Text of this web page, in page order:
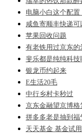
电脑小白这个配
咸鱼寄顺丰快递可
苹果回收问题
有老铁用过京东的
斐乐都是纯纯科技
银龙币约起来
E生活20毛
中行乡村卡秒过
京东金融望京博格
拼多多老是抽到福
天天基金 基金试